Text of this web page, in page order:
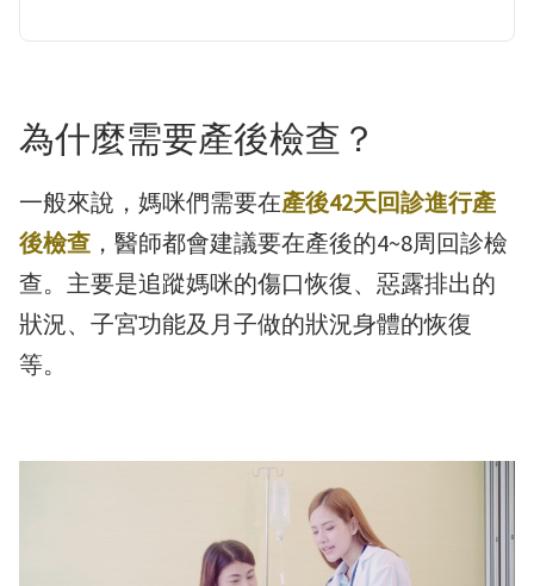
為什麼需要產後檢查？
一般來說，媽咪們需要在產後42天回診進行產
後檢查 ，醫師都會建議要在產後的4~8周回診檢
查。主要是追蹤媽咪的傷口恢復、惡露排出的
狀況、子宮功能及月子做的狀況身體的恢復
等。